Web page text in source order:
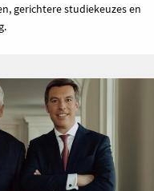
gerichtere studiekeuzes en